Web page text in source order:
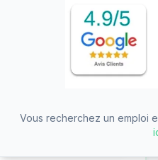
?
pour
Vous recherchez un emploi